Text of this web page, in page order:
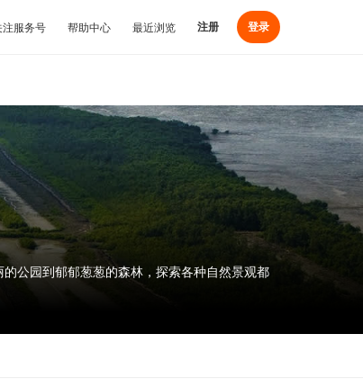
注服务号 帮助中心 最近浏览 注册 登录
公园到郁郁葱葱的森林，探索各种自然景观都
像巴生和瓜拉雪兰莪这样的城市也为探索该地